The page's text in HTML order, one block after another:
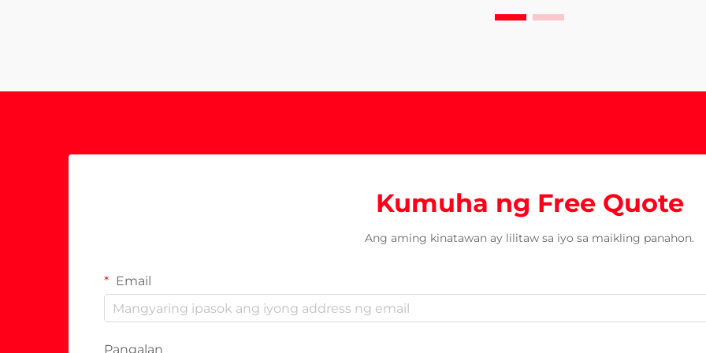
Kumuha ng Free Quote
Ang aming kinatawan ay lilitaw sa iyo sa maikling panahon.
Email
Pangalan